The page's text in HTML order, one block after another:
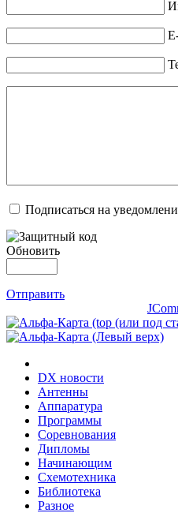
Подписаться на
Обновить
Отправить
DX новости
Антенны
Аппаратура
Программы
Соревнования
Дипломы
Начинающим
Схемотехника
Библиотека
Разное